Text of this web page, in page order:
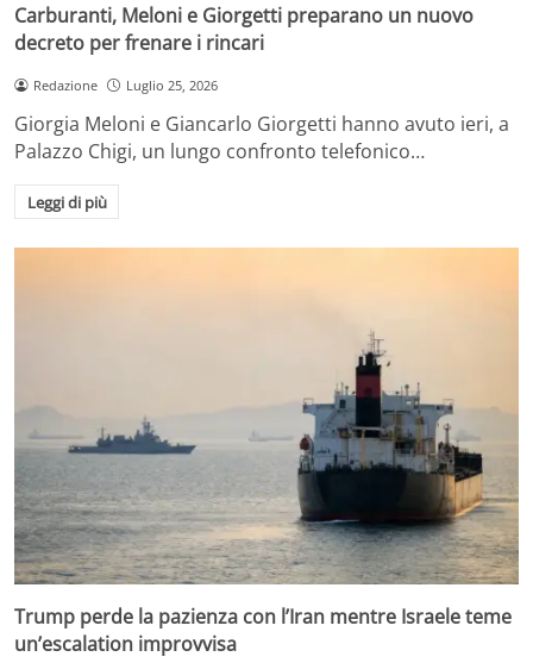
Carburanti, Meloni e Giorgetti preparano un nuovo
decreto per frenare i rincari
Redazione Luglio 25, 2026
Giorgia Meloni e Giancarlo Giorgetti hanno avuto ieri, a
Palazzo Chigi, un lungo confronto telefonico…
Leggi di più
Trump perde la pazienza con l’Iran mentre Israele teme
un’escalation improvvisa